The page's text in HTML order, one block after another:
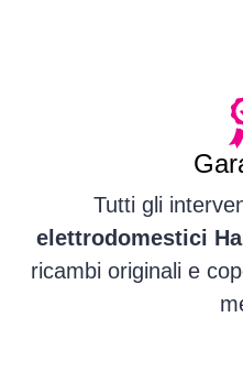
Tutti gli
elettrodomestici
ricambi originali e